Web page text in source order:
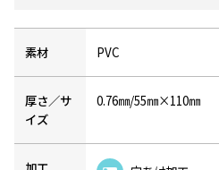
素材 PVC
厚さ／サ
イズ
0.76㎜/55㎜×110㎜